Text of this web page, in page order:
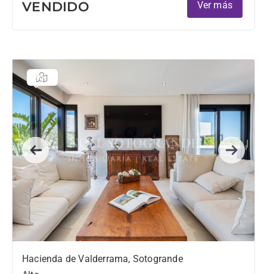
VENDIDO Ver más
Previous Next
Hacienda de Valderrama, Sotogrande